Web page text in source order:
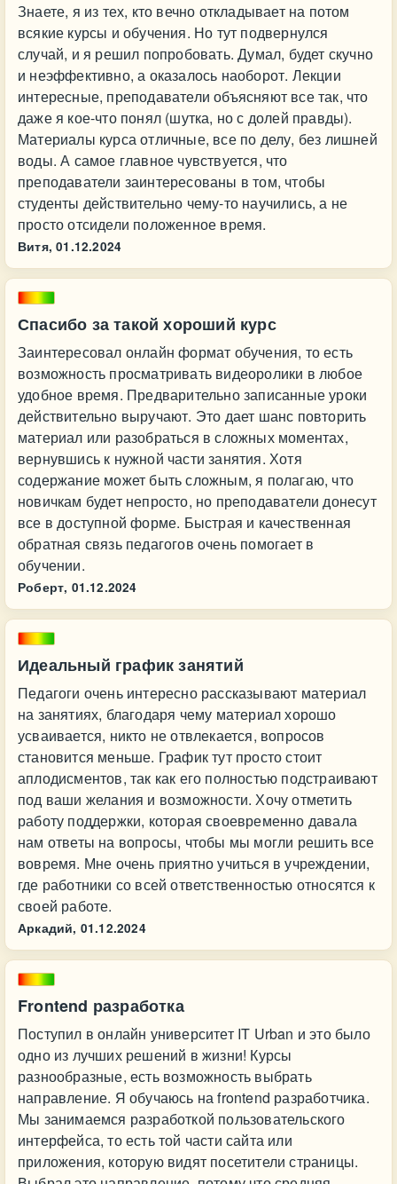
Знаете, я из тех, кто вечно откладывает на потом
всякие курсы и обучения. Но тут подвернулся
случай, и я решил попробовать. Думал, будет скучно
и неэффективно, а оказалось наоборот. Лекции
интересные, преподаватели объясняют все так, что
даже я кое-что понял (шутка, но с долей правды).
Материалы курса отличные, все по делу, без лишней
воды. А самое главное чувствуется, что
преподаватели заинтересованы в том, чтобы
студенты действительно чему-то научились, а не
просто отсидели положенное время.
Витя, 01.12.2024
Спасибо за такой хороший курс
Заинтересовал онлайн формат обучения, то есть
возможность просматривать видеоролики в любое
удобное время. Предварительно записанные уроки
действительно выручают. Это дает шанс повторить
материал или разобраться в сложных моментах,
вернувшись к нужной части занятия. Хотя
содержание может быть сложным, я полагаю, что
новичкам будет непросто, но преподаватели донесут
все в доступной форме. Быстрая и качественная
обратная связь педагогов очень помогает в
обучении.
Роберт, 01.12.2024
Идеальный график занятий
Педагоги очень интересно рассказывают материал
на занятиях, благодаря чему материал хорошо
усваивается, никто не отвлекается, вопросов
становится меньше. График тут просто стоит
аплодисментов, так как его полностью подстраивают
под ваши желания и возможности. Хочу отметить
работу поддержки, которая своевременно давала
нам ответы на вопросы, чтобы мы могли решить все
вовремя. Мне очень приятно учиться в учреждении,
где работники со всей ответственностью относятся к
своей работе.
Аркадий, 01.12.2024
Frontend разработка
Поступил в онлайн университет IT Urban и это было
одно из лучших решений в жизни! Курсы
разнообразные, есть возможность выбрать
направление. Я обучаюсь на frontend разработчика.
Мы занимаемся разработкой пользовательского
интерфейса, то есть той части сайта или
приложения, которую видят посетители страницы.